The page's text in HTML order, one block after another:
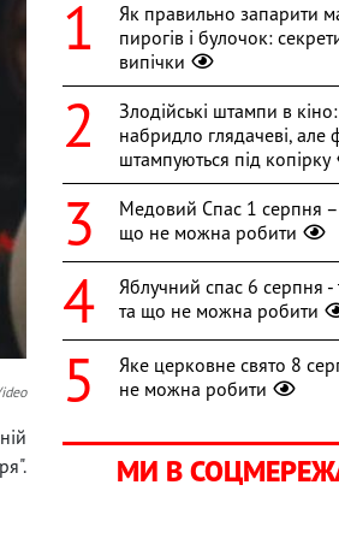
Як правильно запарити
пирогів і булочок:
випічки
Злодійські штампи в
набридло глядачеві, але
штампуються під копірку
Медовий Спас 1 серпня –
що не можна робити
Яблучний спас 6 серпня -
та що не можна робити
Яке церковне свято 8
не можна робити
МИ В